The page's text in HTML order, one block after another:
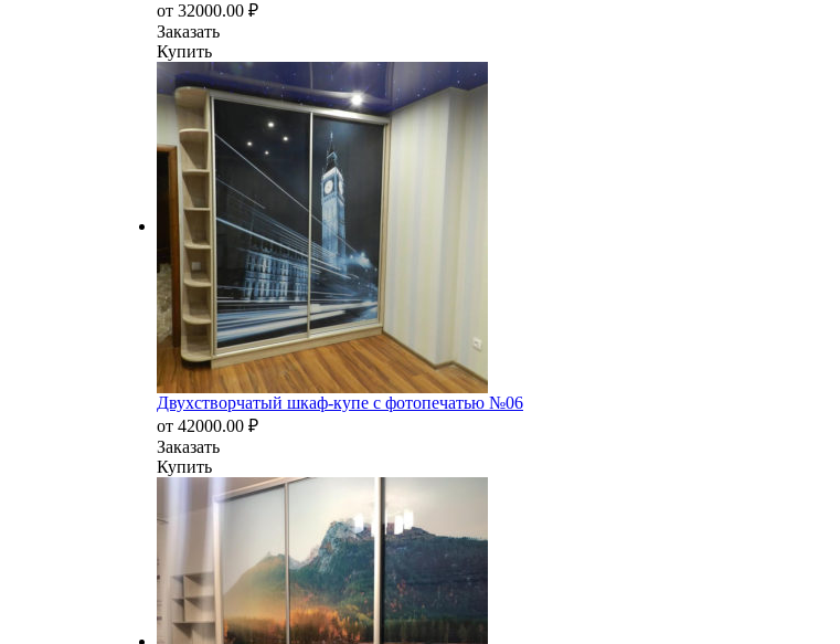
от 32000.00 ₽
Заказать
Купить
Двухстворчатый шкаф-купе с фотопечатью №06
от 42000.00 ₽
Заказать
Купить